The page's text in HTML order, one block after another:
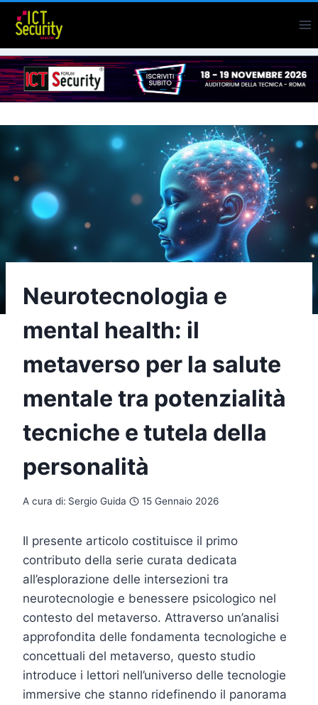
Salta
contenuto
Neurotecnologia e
mental health: il
metaverso per la salute
mentale tra potenzialità
tecniche e tutela della
personalità
A cura di: Sergio Guida 15 Gennaio 2026
Il presente articolo costituisce il primo
contributo della serie curata dedicata
all’esplorazione delle intersezioni tra
neurotecnologie e benessere psicologico nel
contesto del metaverso. Attraverso un’analisi
approfondita delle fondamenta tecnologiche e
concettuali del metaverso, questo studio
introduce i lettori nell’universo delle tecnologie
immersive che stanno ridefinendo il panorama